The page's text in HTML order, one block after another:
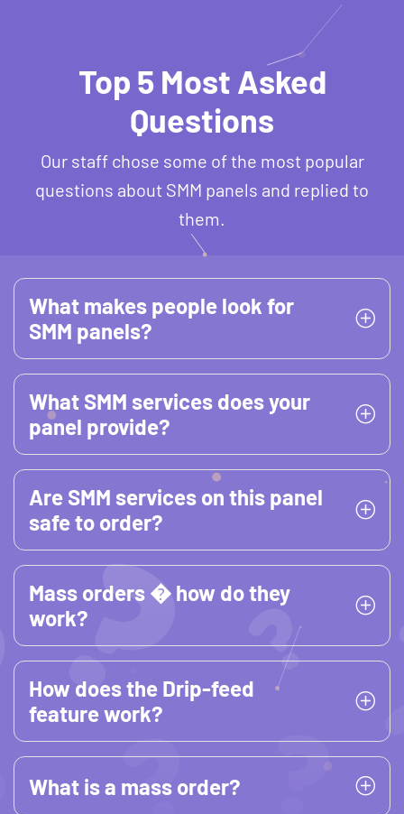
Top 5 Most Asked
Questions
Our staff chose some of the most popular
questions about SMM panels and replied to
them.
What makes people look for
SMM panels?
What SMM services does your
panel provide?
Are SMM services on this panel
safe to order?
Mass orders � how do they
work?
How does the Drip-feed
feature work?
What is a mass order?